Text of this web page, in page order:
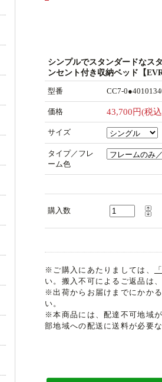
シンプルでスタンダードなス
ンセント付き収納ベッド【EVR
型番 CC7-
価格 43,700円(税
サイズ
タイプ／フレ
ーム色
購入数
※ご購入にあたりましては、
い。搬入不可によるご返品は
※出荷からお届けまでにかか
い。
※本商品には、配達不可地域が
部地域への配送に送料が必要